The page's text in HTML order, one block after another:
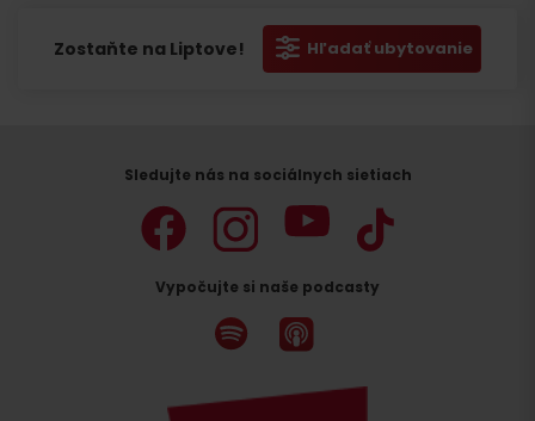
Zostaňte na Liptove! Hľadať ubytovanie
Sledujte nás na sociálnych sietiach
Vypočujte si naše podcasty